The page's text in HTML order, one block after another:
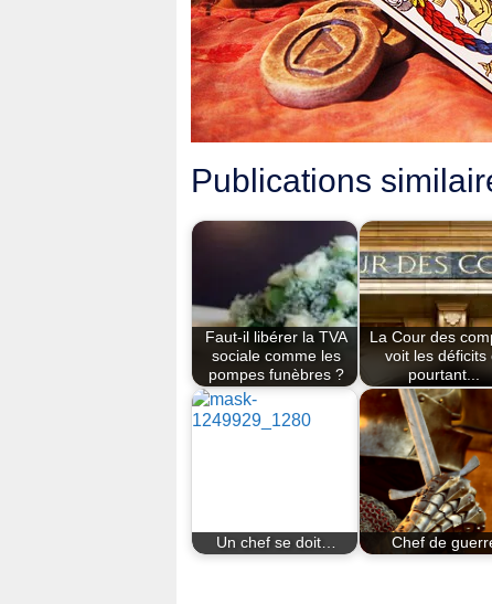
Publications
Faut-il libérer la TVA
sociale comme les
pompes funèbres ?
La Cour des
voit les déficits
pourtant...
Un chef se doit… Chef de